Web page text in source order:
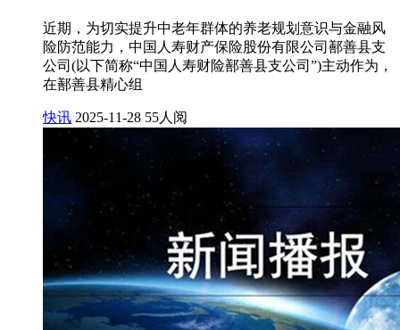
近期，为切实提升中老年群体的养老规划意识与金融风
险防范能力，中国人寿财产保险股份有限公司鄯善县支
公司(以下简称“中国人寿财险鄯善县支公司”)主动作为，
在鄯善县精心组
快讯 2025-11-28 55人阅